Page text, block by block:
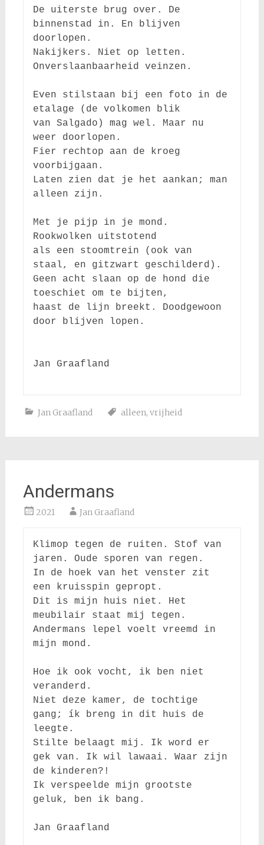
De uiterste brug over. De
binnenstad in. En blijven
doorlopen.
Nakijkers. Niet op letten.
Onverslaanbaarheid veinzen.
Even stilstaan bij een foto in de
etalage (de volkomen blik
van Salgado) mag wel. Maar nu
weer doorlopen.
Fier rechtop aan de kroeg
voorbijgaan.
Laten zien dat je het aankan; man
alleen zijn.
Met je pijp in je mond.
Rookwolken uitstotend
als een stoomtrein (ook van
staal, en gitzwart geschilderd).
Geen acht slaan op de hond die
toeschiet om te bijten,
haast de lijn breekt. Doodgewoon
door blijven lopen.
Jan Graafland
Jan Graafland alleen, vrijheid
Andermans
2021 Jan Graafland
Klimop tegen de ruiten. Stof van
jaren. Oude sporen van regen.
In de hoek van het venster zit
een kruisspin gepropt.
Dit is mijn huis niet. Het
meubilair staat mij tegen.
Andermans lepel voelt vreemd in
mijn mond.
Hoe ik ook vocht, ik ben niet
veranderd.
Niet deze kamer, de tochtige
gang; ík breng in dit huis de
leegte.
Stilte belaagt mij. Ik word er
gek van. Ik wil lawaai. Waar zijn
de kinderen?!
Ik verspeelde mijn grootste
geluk, ben ik bang.
Jan Graafland